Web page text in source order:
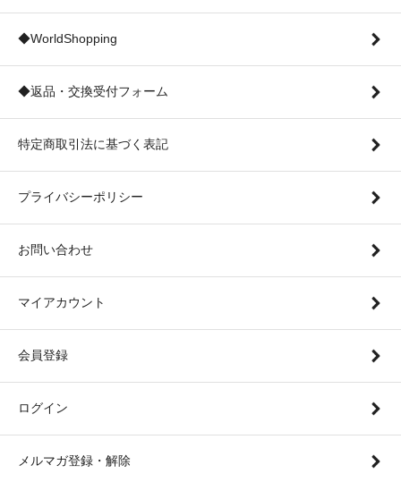
◆WorldShopping
◆返品・交換受付フォーム
特定商取引法に基づく表記
プライバシーポリシー
お問い合わせ
マイアカウント
会員登録
ログイン
メルマガ登録・解除